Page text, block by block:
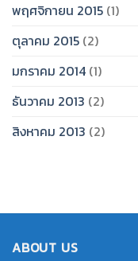
พฤศจิกายน 2015 (1)
ตุลาคม 2015 (2)
มกราคม 2014 (1)
ธันวาคม 2013 (2)
สิงหาคม 2013 (2)
ABOUT US